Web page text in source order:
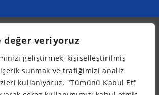
veriyoruz
geliştirmek, kişiselleştirilmiş
sunmak ve trafiğimizi analiz
kullanıyoruz. "Tümünü Kabul Et"
2026 - Kurpfalz-Internat
Bülten
Yasal bilgiler